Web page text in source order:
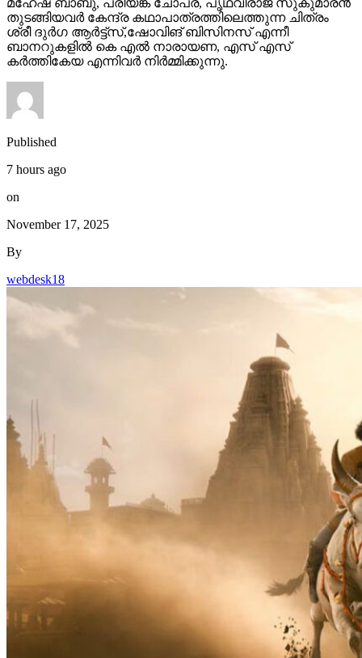
മഹേഷ് ബാബു, പ്രിയങ്ക ചോപ്ര, പൃഥ്വിരാജ് സുകുമാരൻ
തുടങ്ങിയവർ കേന്ദ്ര കഥാപാത്രത്തിലെത്തുന്ന ചിത്രം
ശ്രീ ദുർഗ ആർട്ട്സ്,ഷോവിങ് ബിസിനസ് എന്നീ
ബാനറുകളിൽ കെ എൽ നാരായണ, എസ് എസ്
കർത്തികേയ എന്നിവർ നിർമ്മിക്കുന്നു.
Published
7 hours ago
on
November 17, 2025
By
webdesk18